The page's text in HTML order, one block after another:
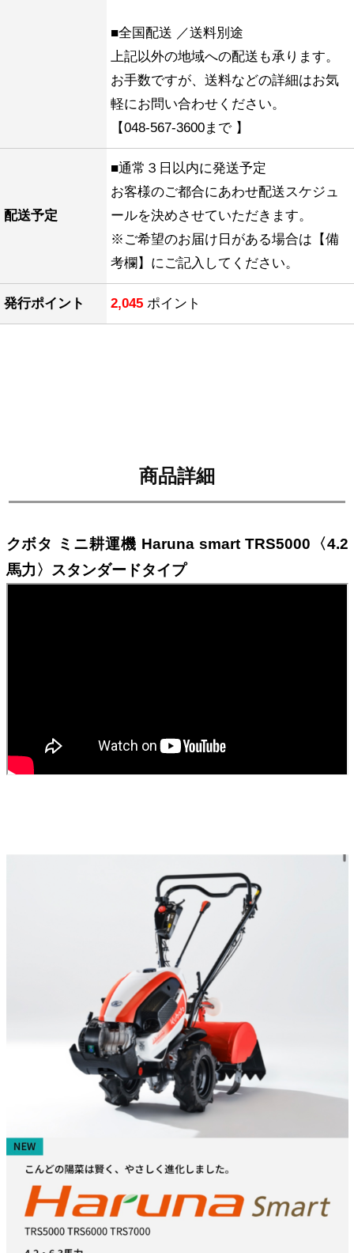
■全国配送 ／送料別途
上記以外の地域への配送も承ります。
お手数ですが、送料などの詳細はお気
軽にお問い合わせください。
【048-567-3600まで 】
配送予定
■通常３日以内に発送予定
お客様のご都合にあわせ配送スケジュ
ールを決めさせていただきます。
※ご希望のお届け日がある場合は【備
考欄】にご記入してください。
発行ポイント 2,045 ポイント
商品詳細
クボタ ミニ耕運機 Haruna smart TRS5000〈4.2
馬力〉スタンダードタイプ